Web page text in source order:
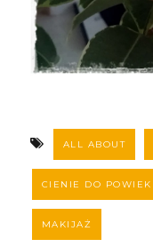
ALL ABOUT
CIENIE DO POWIEK
MAKIJAŻ